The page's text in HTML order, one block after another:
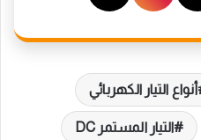
أنواع التيار الكهربائي
التيار المستمر DC